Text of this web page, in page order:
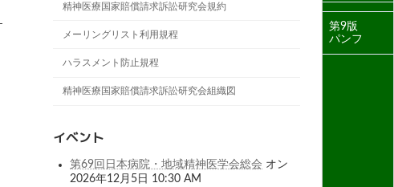
精神医療国家賠償請求訴訟研究会規約
メーリングリスト利用規程
ハラスメント防止規程
精神医療国家賠償請求訴訟研究会組織図
イベント
第69回日本病院・地域精神医学会総会 オン
2026年12月5日 10:30 AM
第9版
パンフ